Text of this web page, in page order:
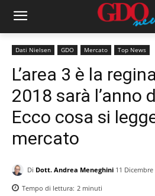
Dati Nielsen GDO Mercato Top News
L’area 3 è la
2018 sarà l’anno
Ecco cosa si
mercato
Di Dott. Andrea Meneghini 11 Dicembre
Tempo di lettura: 2 minuti